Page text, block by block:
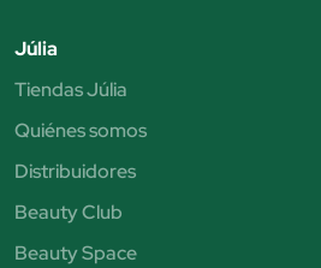
Júlia
Tiendas Júlia
Quiénes somos
Distribuidores
Beauty Club
Beauty Space